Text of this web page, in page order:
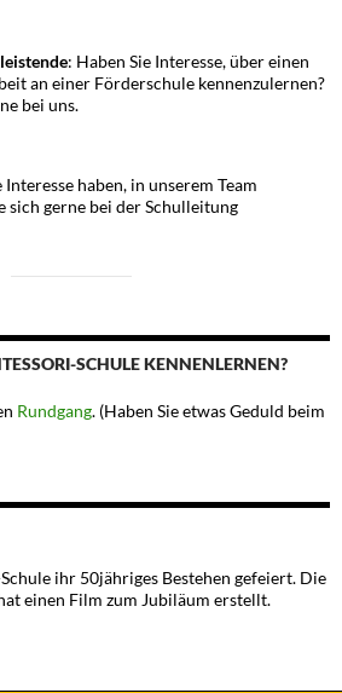
: Haben Sie Interesse, über einen
an einer Förderschule kennenzulernen?
bei uns.
Interesse haben, in unserem Team
sich gerne bei der Schulleitung
SCHULE KENNENLERNEN?
Rundgang. (Haben Sie etwas Geduld beim
ihr 50jähriges Bestehen gefeiert. Die
einen Film zum Jubiläum erstellt.